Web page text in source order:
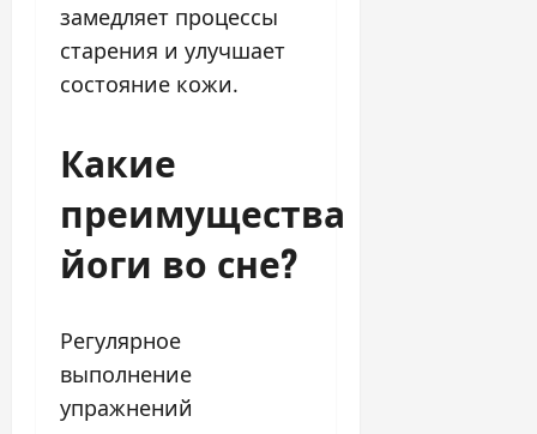
замедляет процессы
старения и улучшает
состояние кожи.
Какие
преимущества
йоги во сне?
Регулярное
выполнение
упражнений